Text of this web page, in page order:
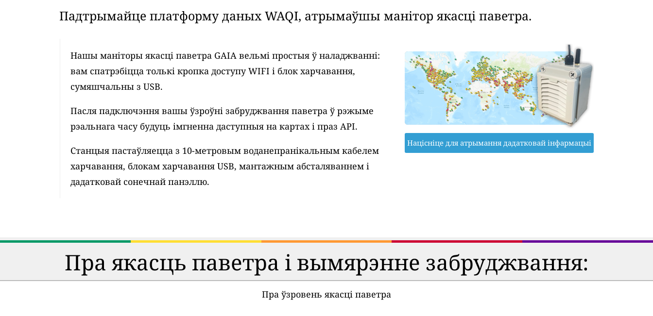
Падтрымайце платформу даных WAQI, атрымаўшы манітор якасці паветра.
Нашы маніторы якасці паветра GAIA вельмі простыя ў наладжванні:
вам спатрэбіцца толькі кропка доступу WIFI і блок харчавання,
сумяшчальны з USB.
Пасля падключэння вашы ўзроўні забруджвання паветра ў рэжыме
рэальнага часу будуць імгненна даступныя на картах і праз API.
Станцыя пастаўляецца з 10-метровым воданепранікальным кабелем
харчавання, блокам харчавання USB, мантажным абсталяваннем і
дадатковай сонечнай панэллю.
Націсніце для атрымання дадатковай інфармацыі
Пра якасць паветра і вымярэнне забруджвання:
Пра ўзровень якасці паветра